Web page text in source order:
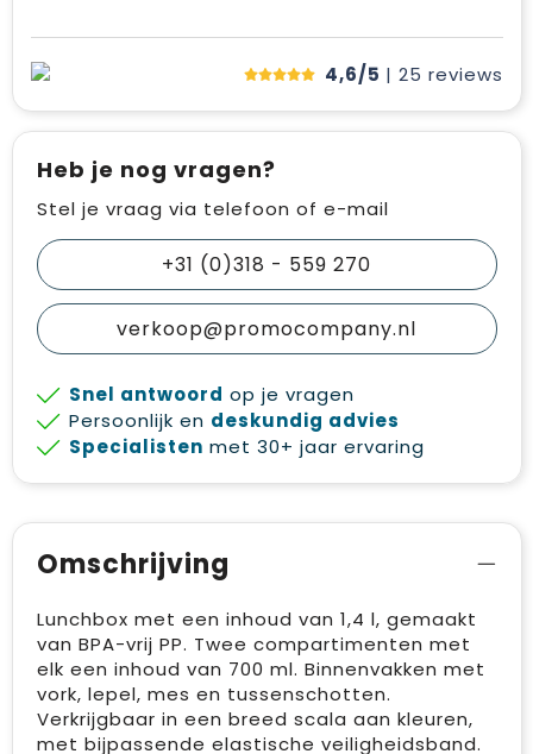
4,6/5 | 25 reviews
Heb je nog vragen?
Stel je vraag via telefoon of e-mail
+31 (0)318 - 559 270
verkoop@promocompany.nl
Snel antwoord op je vragen
Persoonlijk en deskundig advies
Specialisten met 30+ jaar ervaring
Omschrijving
Lunchbox met een inhoud van 1,4 l, gemaakt
van BPA-vrij PP. Twee compartimenten met
elk een inhoud van 700 ml. Binnenvakken met
vork, lepel, mes en tussenschotten.
Verkrijgbaar in een breed scala aan kleuren,
met bijpassende elastische veiligheidsband.